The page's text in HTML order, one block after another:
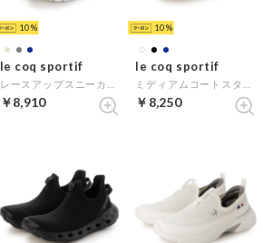
10
le coq sportif
￥8,910
10
le coq sportif
￥8,250